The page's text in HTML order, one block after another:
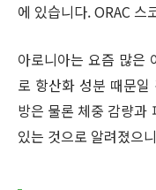
에 있습니다. ORAC
아로니아는 요즘 많은
로 항산화 성분 때문
방은 물론 체중 감량과
있는 것으로 알려졌으